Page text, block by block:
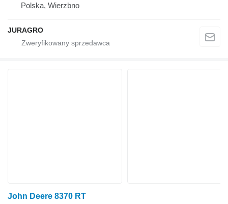
Polska, Wierzbno
JURAGRO
John Deere 8370 RT